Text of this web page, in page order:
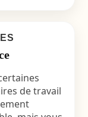
de travail